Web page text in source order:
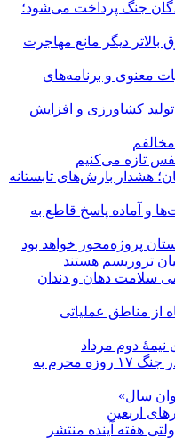
جنگ پرداخت می‌شود؛
دیگر مانع مهاجرت
معنوی و برنامه‌های
کشاورزی و افزایش
تازه می‌کنیم
سیل‌آسا در راه ۳ استان؛ هشدار بارش‌های تابستانه
و آماده پاسخ قاطع به
پروژه‌محور خواهد بود
تروریسم هستند
سلامت دهان و دندان
از مناطق عملیاتی
دوم مرداد
سردار رضایی: ضربات شدیدی در جنگ ۱۷ روزه محرم به
سال»
هفته آینده منتشر